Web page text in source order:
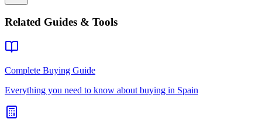
Related Guides & Tools
Complete Buying Guide
Everything you need to know about buying in Spain